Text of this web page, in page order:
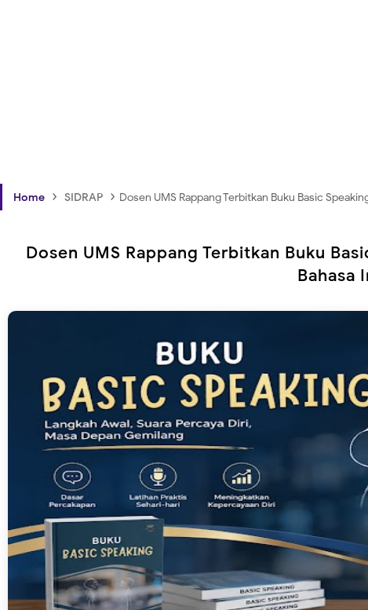
Home › SIDRAP › Dosen UMS Rappang Terbitkan Buku Basic
Dosen UMS Rappang Terbitkan Buku
Bahasa